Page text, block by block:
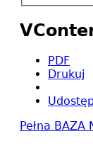
PDF
Drukuj
Pełna BAZA